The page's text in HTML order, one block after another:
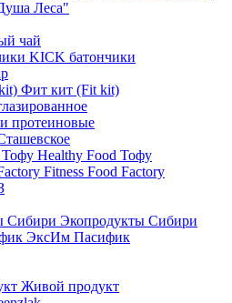
Леса"
чай
KICK батончики
Фит кит (Fit kit)
протеиновые
Healthy Food Тофу
Fitness Food Factory
Экопродукты Сибири
ЭксИм Пасифик
Живой продукт